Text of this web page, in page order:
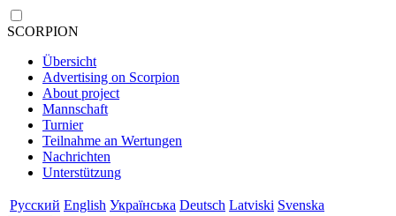
SCORPION
Übersicht
Advertising on Scorpion
About project
Mannschaft
Turnier
Teilnahme an Wertungen
Nachrichten
Unterstützung
Русский English Українська Deutsch Latviski Svenska